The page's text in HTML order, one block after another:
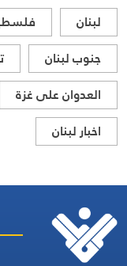
لبنان
جنوب لبنان
العدوان على غزة
اخبار لبنان